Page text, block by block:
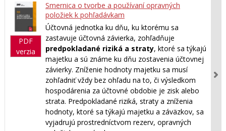
PDF
verzia
Smernica o tvorbe a používaní opravných
položiek k pohľadávkam
Účtovná jednotka ku dňu, ku ktorému sa
zastavuje účtovná závierka, zohľadňuje
predpokladané riziká a straty, ktoré sa týkajú
majetku a sú známe ku dňu zostavenia účtovnej
závierky. Zníženie hodnoty majetku sa musí
zohľadniť vždy bez ohľadu na to, či výsledkom
hospodárenia za účtovné obdobie je zisk alebo
strata. Predpokladané riziká, straty a zníženia
hodnoty, ktoré sa týkajú majetku a záväzkov, sa
vyjadrujú prostredníctvom rezerv, opravných